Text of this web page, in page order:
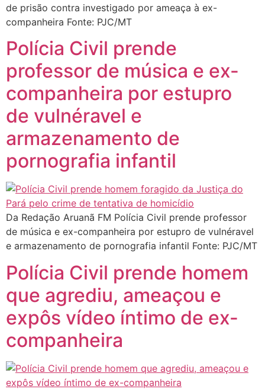
de prisão contra investigado por ameaça à ex-
companheira Fonte: PJC/MT
Polícia Civil prende
professor de música e ex-
companheira por estupro
de vulnéravel e
armazenamento de
pornografia infantil
Da Redação Aruanã FM Polícia Civil prende professor
de música e ex-companheira por estupro de vulnéravel
e armazenamento de pornografia infantil Fonte: PJC/MT
Polícia Civil prende homem
que agrediu, ameaçou e
expôs vídeo íntimo de ex-
companheira